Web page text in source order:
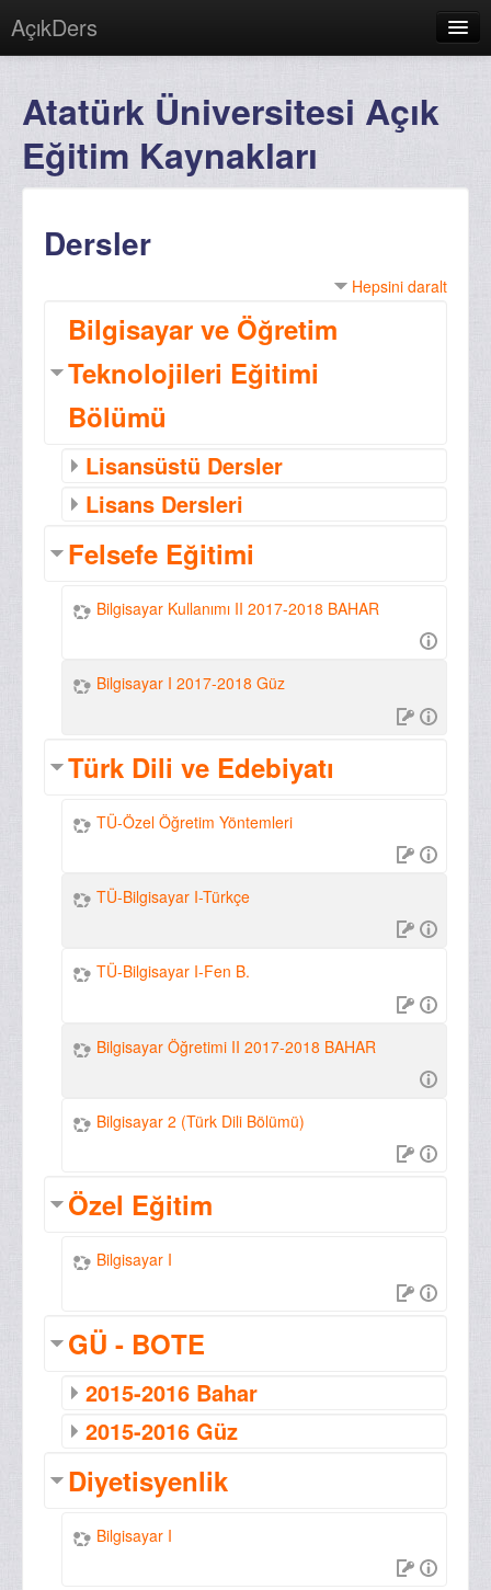
AçıkDers
Giriş yapmadınız. (Giriş yap)
Atatürk Üniversitesi Açık
Eğitim Kaynakları
Dersler
Hepsini daralt
Bilgisayar ve Öğretim
Teknolojileri Eğitimi
Bölümü
Lisansüstü Dersler
Lisans Dersleri
Felsefe Eğitimi
Bilgisayar Kullanımı II 2017-2018 BAHAR
Bilgisayar I 2017-2018 Güz
Türk Dili ve Edebiyatı
TÜ-Özel Öğretim Yöntemleri
TÜ-Bilgisayar I-Türkçe
TÜ-Bilgisayar I-Fen B.
Bilgisayar Öğretimi II 2017-2018 BAHAR
Bilgisayar 2 (Türk Dili Bölümü)
Özel Eğitim
Bilgisayar I
GÜ - BOTE
2015-2016 Bahar
2015-2016 Güz
Diyetisyenlik
Bilgisayar I